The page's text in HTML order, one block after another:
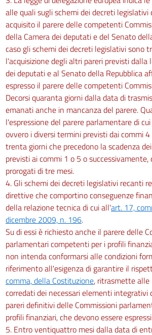
alle quali sugli schemi dei decreti legislativi
acquisito il parere delle competenti
della Camera dei deputati e del Senato
caso gli schemi dei decreti legislativi sono
l'acquisizione degli altri pareri previsti dalla
dei deputati e al Senato della Repubblica
espresso il parere delle competenti
Decorsi quaranta giorni dalla data di
emanati anche in mancanza del parere.
l'espressione del parere parlamentare di
ovvero i diversi termini previsti dai commi
trenta giorni che precedono la scadenza
previsti ai commi 1 o 5 o
prorogati di tre mesi.
4. Gli schemi dei decreti legislativi recanti
direttive che comportino conseguenze
della relazione tecnica di cui all'art. 17,
dicembre 2009, n. 196.
Su di essi è richiesto anche il parere delle
parlamentari competenti per i profili
non intenda conformarsi alle condizioni
riferimento all'esigenza di garantire il
comma, della Costituzione, ritrasmette alle
corredati dei necessari elementi integrativi
pareri definitivi delle Commissioni
profili finanziari, che devono essere
5. Entro ventiquattro mesi dalla data di